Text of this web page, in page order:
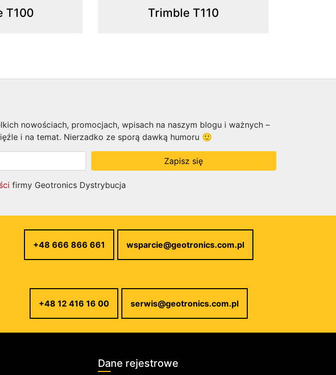
T100 Trimble T110
nowościach, promocjach, wpisach na naszym blogu i ważnych –
i na temat. Nierzadko ze sporą dawką humoru 🙂
firmy Geotronics Dystrybucja
+48 666 866 661 wsparcie@geotronics.com.pl
+48 12 416 16 00 serwis@geotronics.com.pl
Dane rejestrowe